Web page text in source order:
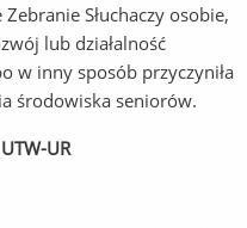
Słuchaczy osobie,
lub działalność
w inny sposób przyczyniła
środowiska seniorów.
UR